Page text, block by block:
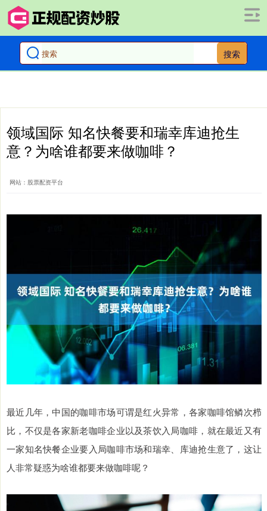
搜索
领域国际 知名快餐要和瑞幸库迪抢生
意？为啥谁都要来做咖啡？
网站：股票配资平台
最近几年，中国的咖啡市场可谓是红火异常，各家咖啡馆鳞次栉
比，不仅是各家新老咖啡企业以及茶饮入局咖啡，就在最近又有
一家知名快餐企业要入局咖啡市场和瑞幸、库迪抢生意了，这让
人非常疑惑为啥谁都要来做咖啡呢？